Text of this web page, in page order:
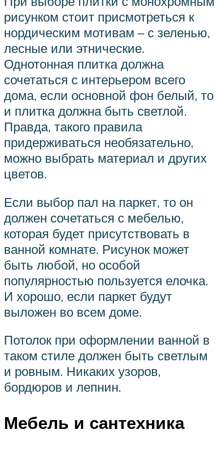
рисунком стоит присмотреться к
нордическим мотивам – с зеленью,
лесные или этнические.
Однотонная плитка должна
сочетаться с интерьером всего
дома, если основной фон белый, то
и плитка должна быть светлой.
Правда, такого правила
придерживаться необязательно,
можно выбрать материал и других
цветов.
Если выбор пал на паркет, то он
должен сочетаться с мебелью,
которая будет присутствовать в
ванной комнате. Рисунок может
быть любой, но особой
популярностью пользуется елочка.
И хорошо, если паркет будут
выложен во всем доме.
Потолок при оформлении ванной в
таком стиле должен быть светлым
и ровным. Никаких узоров,
бордюров и лепнин.
Мебель и сантехника